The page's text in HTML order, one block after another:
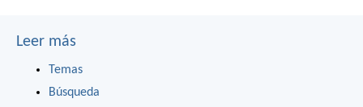
Leer más
Temas
Búsqueda